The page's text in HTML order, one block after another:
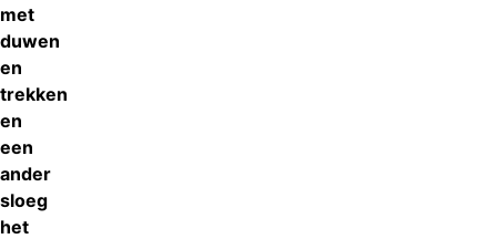
met
duwen
en
trekken
en
een
ander
sloeg
het